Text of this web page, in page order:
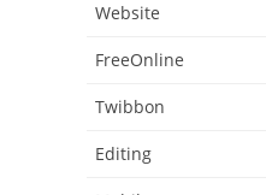
Website
FreeOnline
Twibbon
Editing